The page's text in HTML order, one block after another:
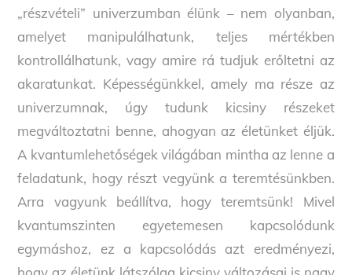
„részvételi” univerzumban élünk – nem olyanban,
amelyet manipulálhatunk, teljes mértékben
kontrollálhatunk, vagy amire rá tudjuk erőltetni az
akaratunkat. Képességünkkel, amely ma része az
univerzumnak, úgy tudunk kicsiny részeket
megváltoztatni benne, ahogyan az életünket éljük.
A kvantumlehetőségek világában mintha az lenne a
feladatunk, hogy részt vegyünk a teremtésünkben.
Arra vagyunk beállítva, hogy teremtsünk! Mivel
kvantumszinten egyetemesen kapcsolódunk
egymáshoz, ez a kapcsolódás azt eredményezi,